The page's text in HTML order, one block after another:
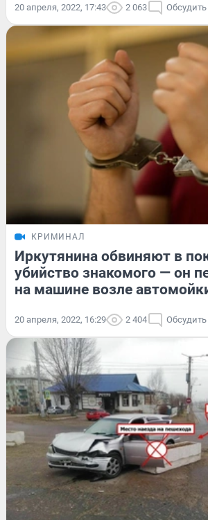
20 апреля, 2022, 17:43 2 063 Обсудить
КРИМИНАЛ
Иркутянина обвиняют в
убийство знакомого — он
на машине возле
20 апреля, 2022, 16:29 2 404 Обсудить